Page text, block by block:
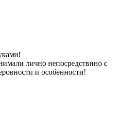
лично непосредствнно с
и особенности!